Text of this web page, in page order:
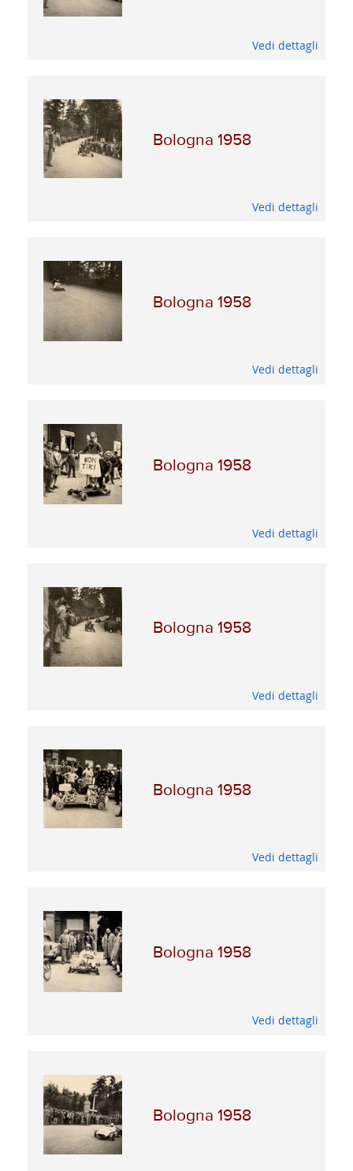
Vedi dettagli
Bologna 1958
Vedi dettagli
Bologna 1958
Vedi dettagli
Bologna 1958
Vedi dettagli
Bologna 1958
Vedi dettagli
Bologna 1958
Vedi dettagli
Bologna 1958
Vedi dettagli
Bologna 1958